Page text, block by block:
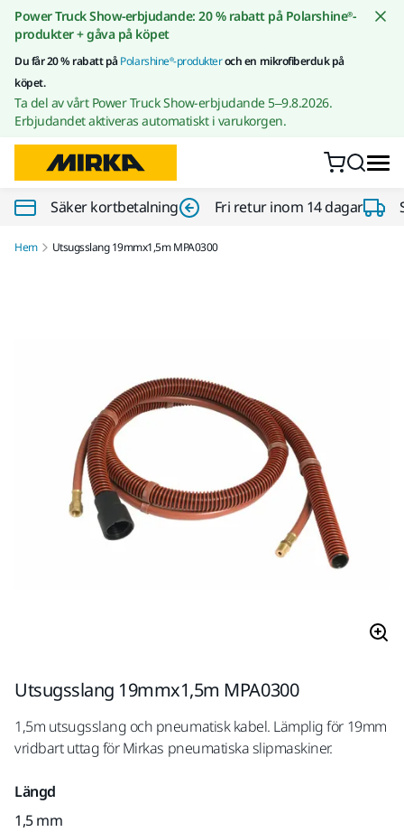
Gå till innehållet
Power Truck Show-erbjudande: 20 % rabatt på Polarshine®-
produkter + gåva på köpet
Du får 20 % rabatt påPolarshine®-produkteroch en mikrofiberduk på
köpet.
Ta del av vårt Power Truck Show-erbjudande 5–9.8.2026.
Erbjudandet aktiveras automatiskt i varukorgen.
Säker kortbetalning Fri retur inom 14 dagar
Hem Utsugsslang 19mmx1,5m MPA0300
Utsugsslang 19mmx1,5m MPA0300
1,5m utsugsslang och pneumatisk kabel. Lämplig för 19mm
vridbart uttag för Mirkas pneumatiska slipmaskiner.
Längd
1,5 mm